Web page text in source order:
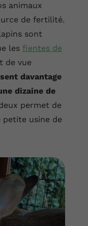
animaux
de fertilité.
sont
les fientes de
de vue
davantage
dizaine de
permet de
usine de